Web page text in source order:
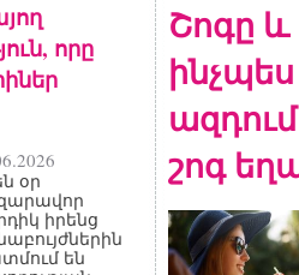
որը
օր
իրենց
են
Շոգը և
ինչպես
շոգ